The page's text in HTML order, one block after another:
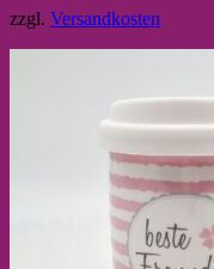
zzgl. Versandkosten